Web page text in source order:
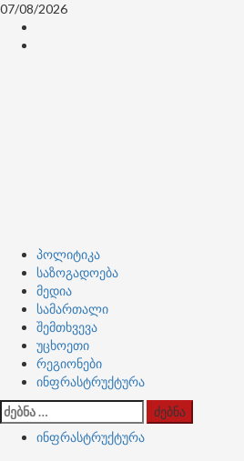
Skip
content
07/08/2026
Primary
Menu
პოლიტიკა
საზოგადოება
მედია
სამართალი
შემთხვევა
უცხოეთი
რეგიონები
ინფრასტრუქტურა
ძებნა:
ინფრასტრუქტურა